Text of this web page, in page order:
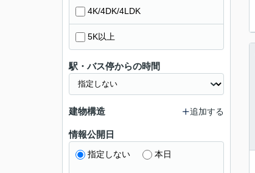
4K/4DK/4LDK
5K以上
駅・バス停からの時間
建物構造 追加する
情報公開日
指定しない 本日